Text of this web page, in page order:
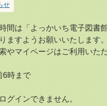
せ
間は「よっかいち電子図書
ますようお願いいたします。
マイページはご利用いただ
6時まで
グインできません。